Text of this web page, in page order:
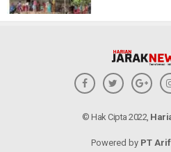
© Hak Cipta 2022,
Powered by PT